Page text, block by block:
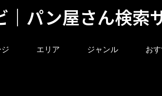
｜パン屋さん検索
ジ エリア ジャンル お